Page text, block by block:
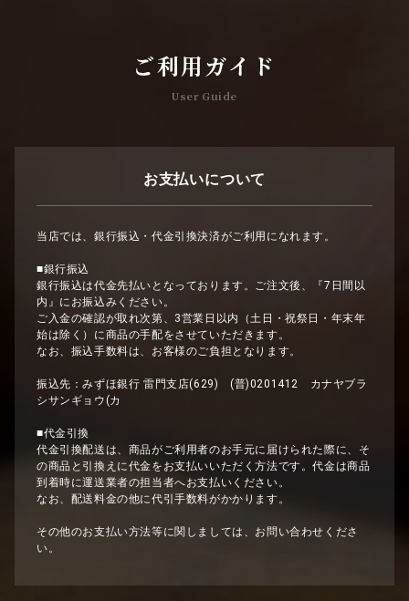
ご利用ガイド
User Guide
お支払いについて
当店では、銀行振込・代金引換決済がご利用になれます。
■銀行振込
銀行振込は代金先払いとなっております。ご注文後、『7日間以
内』にお振込みください。
ご入金の確認が取れ次第、3営業日以内（土日・祝祭日・年末年
始は除く）に商品の手配をさせていただきます。
なお、振込手数料は、お客様のご負担となります。
振込先：みずほ銀行 雷門支店(629) (普)0201412 カナヤブラ
シサンギョウ(カ
■代金引換
代金引換配送は、商品がご利用者のお手元に届けられた際に、そ
の商品と引換えに代金をお支払いいただく方法です。代金は商品
到着時に運送業者の担当者へお支払いください。
なお、配送料金の他に代引手数料がかかります。
その他のお支払い方法等に関しましては、お問い合わせくださ
い。